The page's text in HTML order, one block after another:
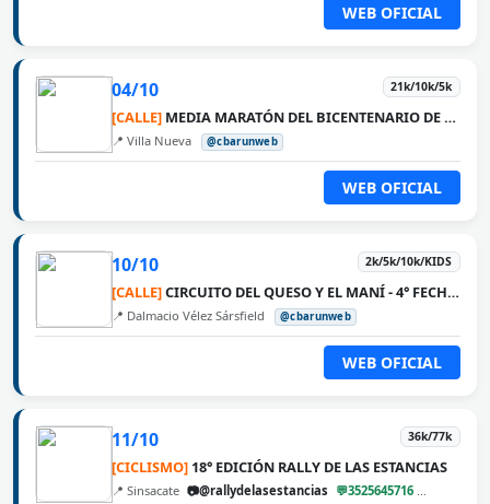
WEB OFICIAL
04/10 21k/10k/5k
[CALLE] MEDIA MARATÓN DEL BICENTENARIO DE VILLA NUEVA
📍 Villa Nueva @cbarunweb
WEB OFICIAL
10/10 2k/5k/10k/KIDS
[CALLE]CIRCUITO DEL QUESO Y EL MANÍ - 4° FECHA DALMACIO VÉLEZ SÁRSFIELD
📍 Dalmacio Vélez Sársfield @cbarunweb
WEB OFICIAL
11/10 36k/77k
[CICLISMO] 18° EDICIÓN RALLY DE LAS ESTANCIAS
📍 Sinsacate 📷@rallydelasestancias 💬3525645716